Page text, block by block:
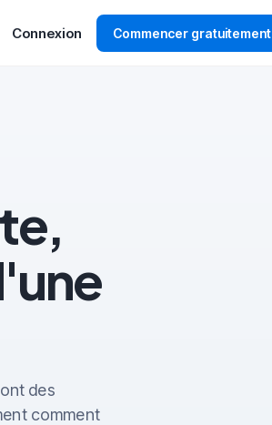
Connexion Commencer gratuitement
des
comment